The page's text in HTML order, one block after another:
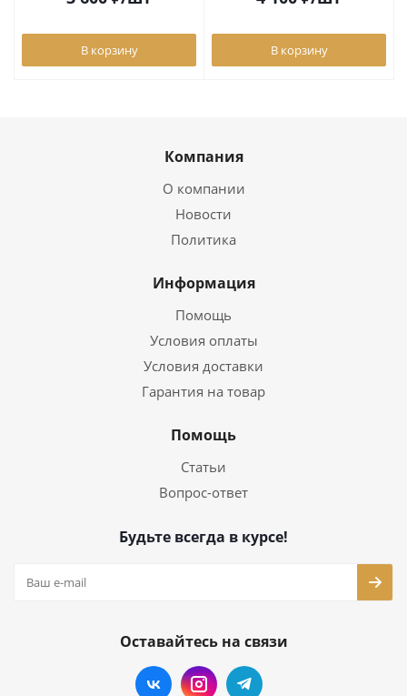
В корзину В корзину
Компания
О компании
Новости
Политика
Информация
Помощь
Условия оплаты
Условия доставки
Гарантия на товар
Помощь
Статьи
Вопрос-ответ
Будьте всегда в курсе!
Оставайтесь на связи